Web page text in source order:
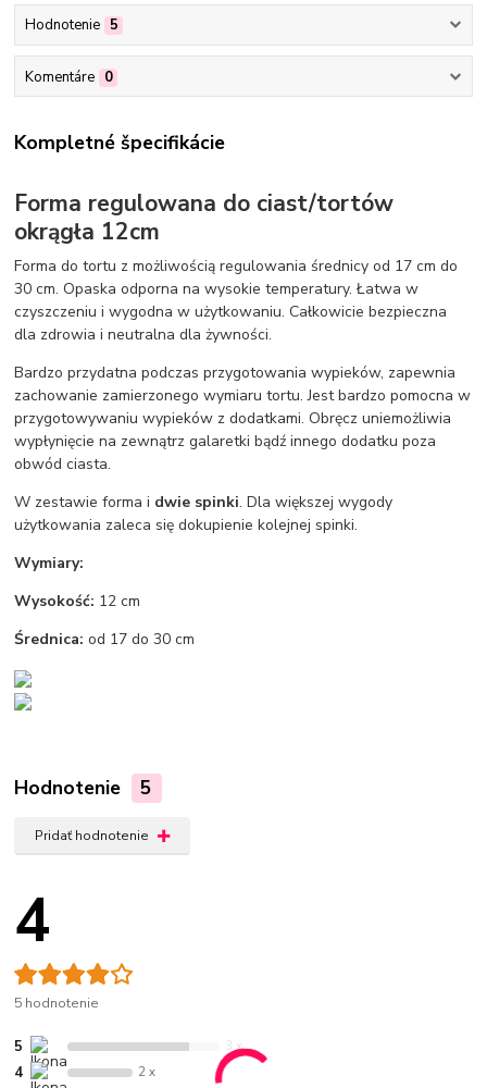
Hodnotenie 5
Komentáre 0
Kompletné špecifikácie
Forma regulowana do ciast/tortów
okrągła 12cm
Forma do tortu z możliwością regulowania średnicy od 17 cm do
30 cm. Opaska odporna na wysokie temperatury. Łatwa w
czyszczeniu i wygodna w użytkowaniu. Całkowicie bezpieczna
dla zdrowia i neutralna dla żywności.
Bardzo przydatna podczas przygotowania wypieków, zapewnia
zachowanie zamierzonego wymiaru tortu. Jest bardzo pomocna w
przygotowywaniu wypieków z dodatkami. Obręcz uniemożliwia
wypłynięcie na zewnątrz galaretki bądź innego dodatku poza
obwód ciasta.
W zestawie forma i dwie spinki. Dla większej wygody
użytkowania zaleca się dokupienie kolejnej spinki.
Wymiary:
Wysokość: 12 cm
Średnica: od 17 do 30 cm
Hodnotenie 5
Pridať hodnotenie
4
5 hodnotenie
5 3 x
4 2 x